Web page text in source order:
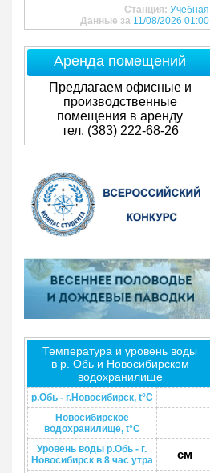
Станция: Учебная
Данные за 11/08/2026 01:00
Аренда помещений
Предлагаем офисные и
производственные
помещения в аренду
тел. (383) 222-68-26
Температура и уровень воды
в р. Обь и Новосибирском
водохранилище
р.Обь - г.Новосибирск, t°C
Новосибирское
водохранилище, t°C
Уровень воды р.Обь - г.
Новосибирск в 8 час утра
см